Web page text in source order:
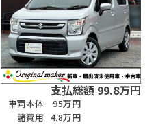
支払総額 99.8万円
車両本体
95万円
諸費用 4.8万円